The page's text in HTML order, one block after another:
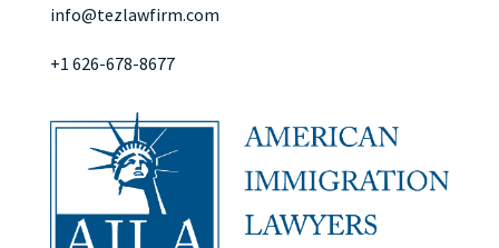
info@tezlawfirm.com
+1 626-678-8677